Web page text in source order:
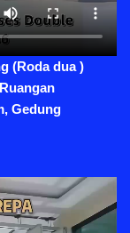
(Roda dua )
Gedung